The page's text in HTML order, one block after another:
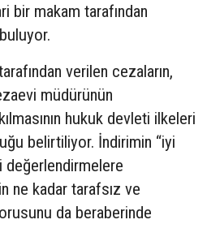
bir makam tarafından
buluyor.
verilen cezaların,
müdürünün
hukuk devleti ilkeleri
belirtiliyor. İndirimin “iyi
değerlendirmelere
ne kadar tarafsız ve
da beraberinde